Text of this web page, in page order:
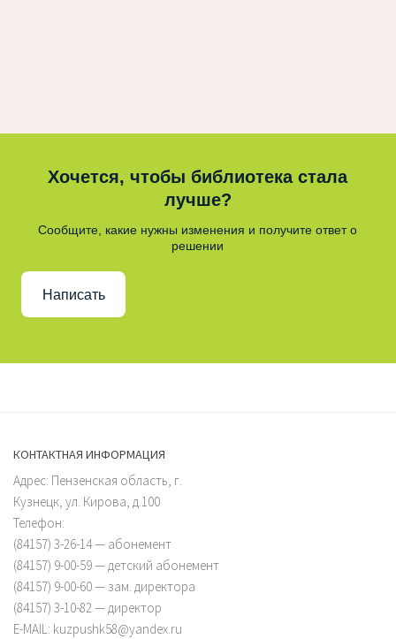
Хочется, чтобы библиотека стала
лучше?
Сообщите, какие нужны изменения и получите ответ о
решении
Написать
КОНТАКТНАЯ ИНФОРМАЦИЯ
Адрес: Пензенская область, г.
Кузнецк, ул. Кирова, д.100
Телефон:
(84157) 3-26-14 — абонемент
(84157) 9-00-59 — детский абонемент
(84157) 9-00-60 — зам. директора
(84157) 3-10-82 — директор
E-MAIL: kuzpushk58@yandex.ru